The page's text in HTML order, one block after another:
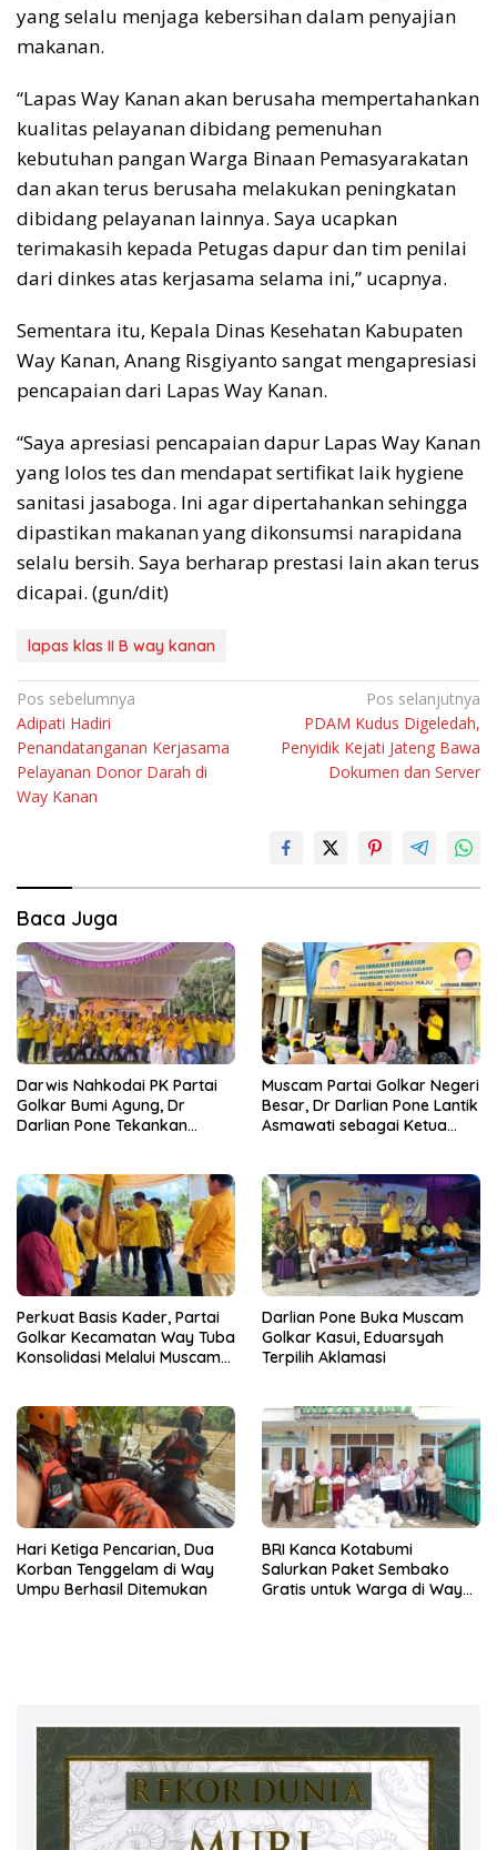
yang selalu menjaga kebersihan dalam penyajian
makanan.
“Lapas Way Kanan akan berusaha mempertahankan
kualitas pelayanan dibidang pemenuhan
kebutuhan pangan Warga Binaan Pemasyarakatan
dan akan terus berusaha melakukan peningkatan
dibidang pelayanan lainnya. Saya ucapkan
terimakasih kepada Petugas dapur dan tim penilai
dari dinkes atas kerjasama selama ini,” ucapnya.
Sementara itu, Kepala Dinas Kesehatan Kabupaten
Way Kanan, Anang Risgiyanto sangat mengapresiasi
pencapaian dari Lapas Way Kanan.
“Saya apresiasi pencapaian dapur Lapas Way Kanan
yang lolos tes dan mendapat sertifikat laik hygiene
sanitasi jasaboga. Ini agar dipertahankan sehingga
dipastikan makanan yang dikonsumsi narapidana
selalu bersih. Saya berharap prestasi lain akan terus
dicapai. (gun/dit)
lapas klas II B way kanan
Navigasi
pos
Pos sebelumnya
Adipati Hadiri
Penandatanganan Kerjasama
Pelayanan Donor Darah di
Way Kanan
Pos selanjutnya
PDAM Kudus Digeledah,
Penyidik Kejati Jateng Bawa
Dokumen dan Server
Baca Juga
Darwis Nahkodai PK Partai
Golkar Bumi Agung, Dr
Darlian Pone Tekankan
Muscam Partai Golkar Negeri
Besar, Dr Darlian Pone Lantik
Asmawati sebagai Ketua
Perkuat Basis Kader, Partai
Golkar Kecamatan Way Tuba
Konsolidasi Melalui Muscam
Darlian Pone Buka Muscam
Golkar Kasui, Eduarsyah
Terpilih Aklamasi
Hari Ketiga Pencarian, Dua
Korban Tenggelam di Way
Umpu Berhasil Ditemukan
BRI Kanca Kotabumi
Salurkan Paket Sembako
Gratis untuk Warga di Way